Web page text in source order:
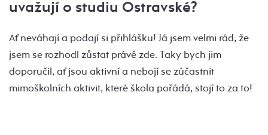
uvažují o studiu Ostravské?
Ať neváhají a podají si přihlášku! Já jsem velmi rád, že
jsem se rozhodl zůstat právě zde. Taky bych jim
doporučil, ať jsou aktivní a nebojí se zúčastnit
mimoškolních aktivit, které škola pořádá, stojí to za to!